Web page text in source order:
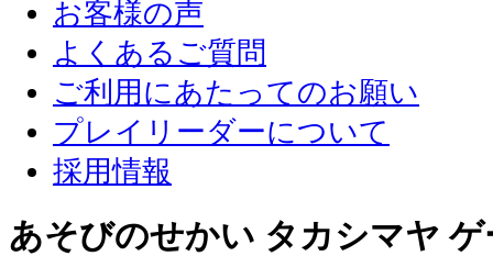
お客様の声
よくあるご質問
ご利用にあたってのお願い
プレイリーダーについて
採用情報
あそびのせかい タカシマヤ